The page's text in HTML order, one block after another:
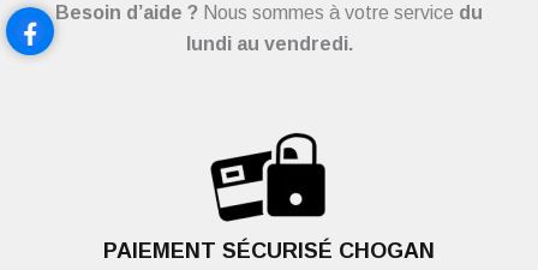
Besoin d’aide ? Nous sommes à votre service du
lundi au vendredi.
PAIEMENT SÉCURISÉ CHOGAN